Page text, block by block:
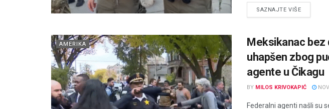
SAZNAJTE VIŠEDETAILS
AMERIKA
Meksikanac bez
uhapšen zbog
agente u Čikagu
BY MILOS KRIVOKAPIĆ
Federalni agenti našli su